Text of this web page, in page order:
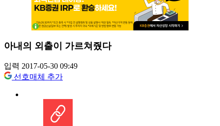
아내의 외출이 가르쳐줬다
입력 2017-05-30 09:49
선호매체 추가